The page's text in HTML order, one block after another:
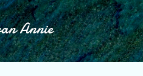
Annie